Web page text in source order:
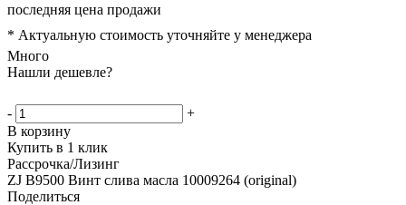
последняя цена продажи
* Актуальную стоимость уточняйте у менеджера
Много
Нашли дешевле?
-
+
В корзину
Купить в 1 клик
Рассрочка/Лизинг
ZJ B9500 Винт слива масла 10009264 (original)
Поделиться